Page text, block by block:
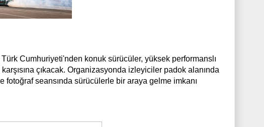
Cumhuriyeti'nden konuk sürücüler, yüksek performanslı
çıkacak. Organizasyonda izleyiciler padok alanında
fotoğraf seansında sürücülerle bir araya gelme imkanı